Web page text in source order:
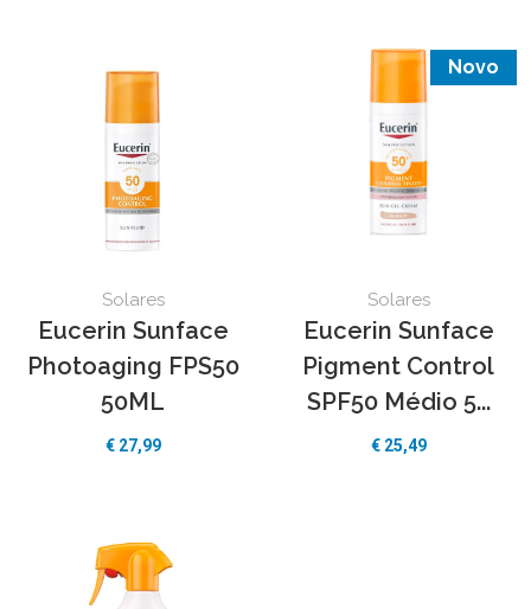
Solares
Eucerin Sunface
Photoaging FPS50
50ML
€ 27,99
Novo
Solares
Eucerin Sunface
Pigment Control
SPF50 Médio 5...
€ 25,49